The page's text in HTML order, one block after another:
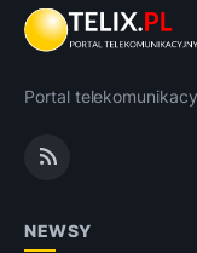
Portal
NEWSY